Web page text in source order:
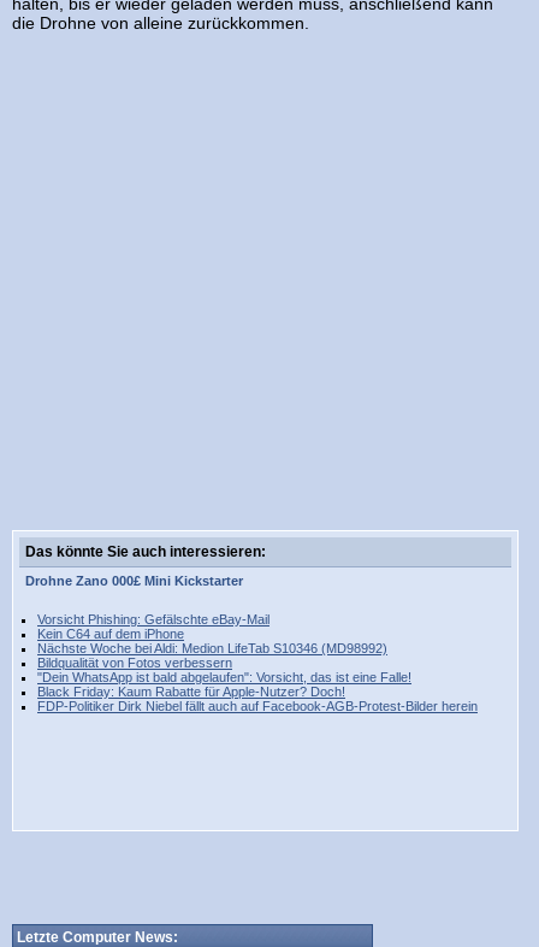
die Drohne von alleine zurückkommen.
Das könnte Sie auch interessieren:
Drohne Zano 000£ Mini Kickstarter
Vorsicht Phishing: Gefälschte eBay-Mail
Kein C64 auf dem iPhone
Nächste Woche bei Aldi: Medion LifeTab S10346 (MD98992)
Bildqualität von Fotos verbessern
"Dein WhatsApp ist bald abgelaufen": Vorsicht, das ist eine Falle!
Black Friday: Kaum Rabatte für Apple-Nutzer? Doch!
FDP-Politiker Dirk Niebel fällt auch auf Facebook-AGB-Protest-Bilder herein
Letzte Computer News: